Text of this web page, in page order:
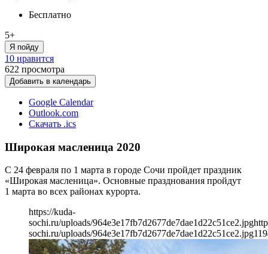
Бесплатно
5+
Я пойду
10 нравится
622 просмотра
Добавить в календарь
Google Calendar
Outlook.com
Скачать .ics
Широкая масленица 2020
С 24 февраля по 1 марта в городе Сочи пройдет праздник
«Широкая масленица». Основные празднования пройдут
1 марта во всех районах курорта.
https://kuda-
sochi.ru/uploads/964e3e17fb7d2677de7dae1d22c51ce2.jpg
sochi.ru/uploads/964e3e17fb7d2677de7dae1d22c51ce2.jpg